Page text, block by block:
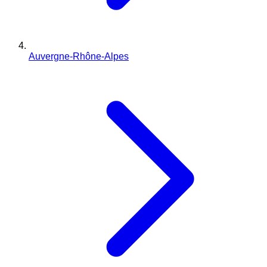
Auvergne-Rhône-Alpes